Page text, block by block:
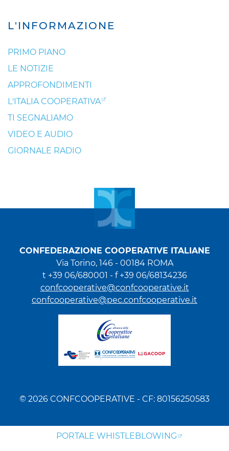
L'INFORMAZIONE
PRIMO PIANO
LE NOTIZIE
APPROFONDIMENTI
L'ITALIA COOPERATIVA
TI SEGNALIAMO
VIDEO E AUDIO
GIORNALE RADIO
CONFEDERAZIONE COOPERATIVE ITALIANE
Via Torino, 146 - 00184 ROMA
t +39 06/680001 - f +39 06/68134236
confcooperative@confcooperative.it
confcooperative@pec.confcooperative.it
© 2026 CONFCOOPERATIVE - CF: 80156250583
PORTALE WHISTLEBLOWING